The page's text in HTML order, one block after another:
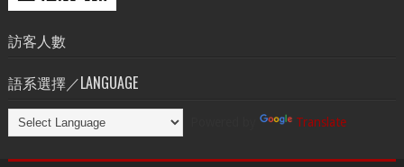
訪客人數
語系選擇／LANGUAGE
Translate